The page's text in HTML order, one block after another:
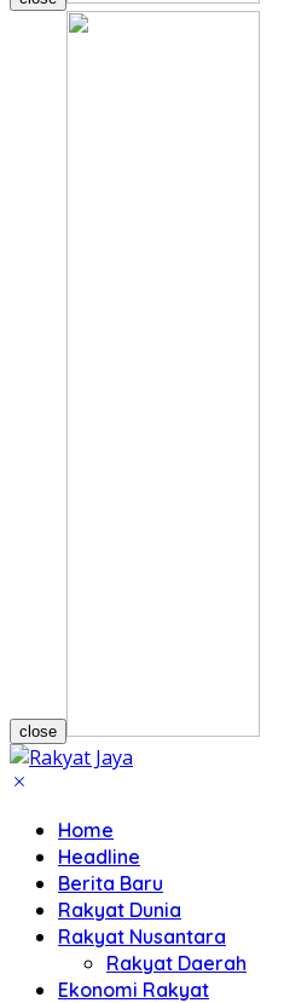
close
Home
Headline
Berita Baru
Rakyat Dunia
Rakyat Nusantara
Rakyat Daerah
Ekonomi Rakyat